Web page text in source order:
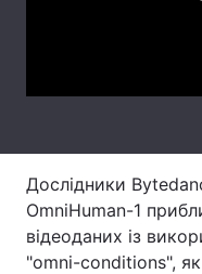
Тема оформлення
Дослідники
OmniHuman-1
відеоданих із
"omni-conditions",